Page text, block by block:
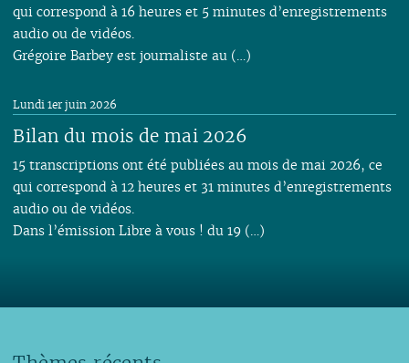
qui correspond à 16 heures et 5 minutes d’enregistrements
audio ou de vidéos.
Grégoire Barbey est journaliste au (…)
Bilan du mois de mai 2026
Lundi 1er juin 2026
15 transcriptions ont été publiées au mois de mai 2026, ce
qui correspond à 12 heures et 31 minutes d’enregistrements
audio ou de vidéos.
Dans l’émission Libre à vous ! du 19 (…)